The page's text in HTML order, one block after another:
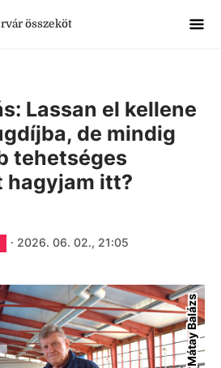
összeköt
Lassan el kellene
de mindig
tehetséges
hagyjam itt?
· 2026. 06. 02., 21:05
Mátay Balázs